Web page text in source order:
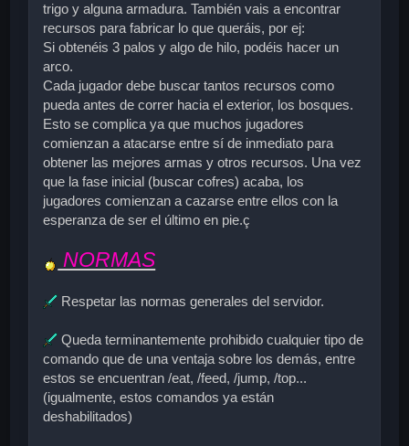
trigo y alguna armadura. También vais a encontrar
recursos para fabricar lo que queráis, por ej:
Si obtenéis 3 palos y algo de hilo, podéis hacer un
arco.
Cada jugador debe buscar tantos recursos como
pueda antes de correr hacia el exterior, los bosques.
Esto se complica ya que muchos jugadores
comienzan a atacarse entre sí de inmediato para
obtener las mejores armas y otros recursos. Una vez
que la fase inicial (buscar cofres) acaba, los
jugadores comienzan a cazarse entre ellos con la
esperanza de ser el último en pie.ç
NORMAS
Respetar las normas generales del servidor.
Queda terminantemente prohibido cualquier tipo de
comando que de una ventaja sobre los demás, entre
estos se encuentran /eat, /feed, /jump, /top...
(igualmente, estos comandos ya están
deshabilitados)